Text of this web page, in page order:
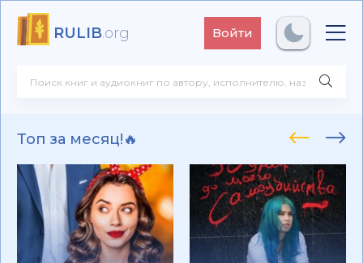
RULIB.org Войти
Топ за месяц!🔥